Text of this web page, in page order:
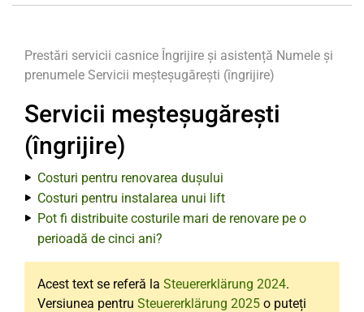
Prestări servicii casnice Îngrijire și asistență Numele și
prenumele Servicii meșteșugărești (îngrijire)
Servicii meșteșugărești
(îngrijire)
Costuri pentru renovarea dușului
Costuri pentru instalarea unui lift
Pot fi distribuite costurile mari de renovare pe o
perioadă de cinci ani?
Acest text se referă la Steuererklärung 2024.
Versiunea pentru Steuererklärung 2025 o puteți